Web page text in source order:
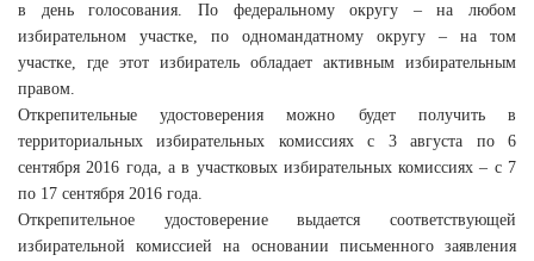
в день голосования. По федеральному округу – на любом
избирательном участке, по одномандатному округу – на том
участке, где этот избиратель обладает активным избирательным
правом.
Открепительные удостоверения можно будет получить в
территориальных избирательных комиссиях с 3 августа по 6
сентября 2016 года, а в участковых избирательных комиссиях – с 7
по 17 сентября 2016 года.
Открепительное удостоверение выдается соответствующей
избирательной комиссией на основании письменного заявления